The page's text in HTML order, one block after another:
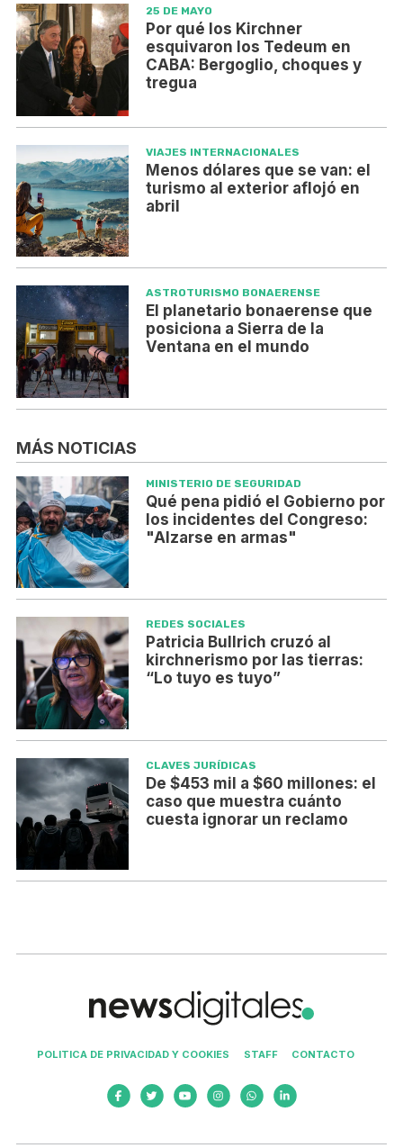
25 DE MAYO
Por qué los Kirchner
esquivaron los Tedeum en
CABA: Bergoglio, choques y
tregua
VIAJES INTERNACIONALES
Menos dólares que se van: el
turismo al exterior aflojó en
abril
ASTROTURISMO BONAERENSE
El planetario bonaerense que
posiciona a Sierra de la
Ventana en el mundo
MÁS NOTICIAS
MINISTERIO DE SEGURIDAD
Qué pena pidió el Gobierno por
los incidentes del Congreso:
"Alzarse en armas"
REDES SOCIALES
Patricia Bullrich cruzó al
kirchnerismo por las tierras:
“Lo tuyo es tuyo”
CLAVES JURÍDICAS
De $453 mil a $60 millones: el
caso que muestra cuánto
cuesta ignorar un reclamo
POLITICA DE PRIVACIDAD Y COOKIES STAFF CONTACTO